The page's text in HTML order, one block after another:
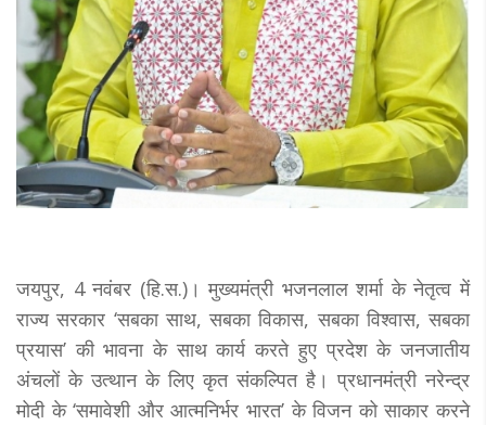
जयपुर, 4 नवंबर (हि.स.)। मुख्यमंत्री भजनलाल शर्मा के नेतृत्व में
राज्य सरकार ‘सबका साथ, सबका विकास, सबका विश्वास, सबका
प्रयास’ की भावना के साथ कार्य करते हुए प्रदेश के जनजातीय
अंचलों के उत्थान के लिए कृत संकल्पित है। प्रधानमंत्री नरेन्द्र
मोदी के ‘समावेशी और आत्मनिर्भर भारत’ के विजन को साकार करने